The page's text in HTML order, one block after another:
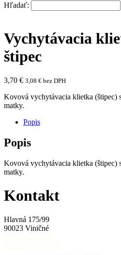
Hľadať:
Vychytávacia
štipec
3,70 € 3,08 € bez DPH
Kovová vychytávacia klietka (štipec)
matky.
Popis
Popis
Kovová vychytávacia klietka (štipec)
matky.
Kontakt
Hlavná 175/99
90023 Viničné